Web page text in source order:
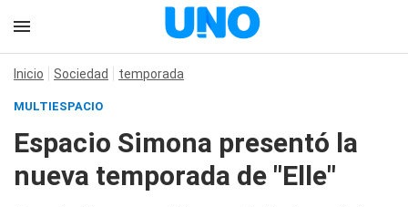
Inicio Sociedad temporada
MULTIESPACIO
Espacio Simona presentó la
nueva temporada de "Elle"